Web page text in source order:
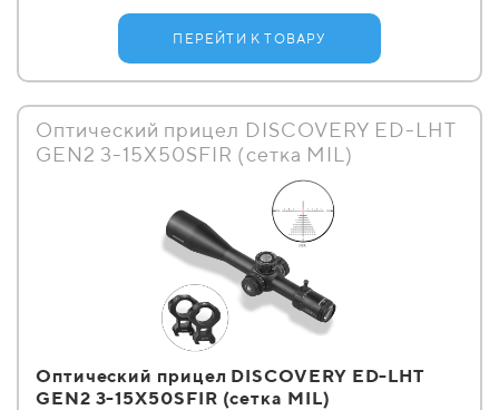
ПЕРЕЙТИ К ТОВАРУ
Оптический прицел DISCOVERY ED-LHT
GEN2 3-15X50SFIR (сетка MIL)
Оптический прицел DISCOVERY ED-LHT
GEN2 3-15X50SFIR (сетка MIL)